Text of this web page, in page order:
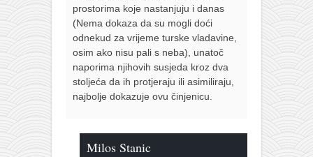
prostorima koje nastanjuju i danas
(Nema dokaza da su mogli doći
odnekud za vrijeme turske vladavine,
osim ako nisu pali s neba), unatoč
naporima njihovih susjeda kroz dva
stoljeća da ih protjeraju ili asimiliraju,
najbolje dokazuje ovu činjenicu.
Milos Stanic